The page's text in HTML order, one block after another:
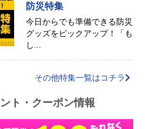
JPV-X100-WO
きたて オフホワイト
力IH炊飯器 (5.5合
き)]
（1%）
： 無料
TIGER JPV-
グロスブラ
合炊き)]
0ポイント
送料：
防災特集
今日からでも準備できる防災
グッズをピックアップ！「も
し...
その他特集一覧はコチラ
ト・クーポン情報